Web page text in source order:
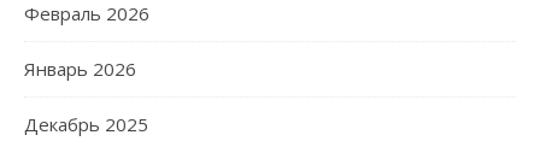
Февраль 2026
Январь 2026
Декабрь 2025